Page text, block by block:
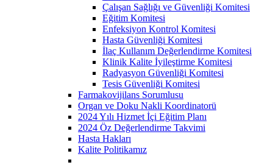
Çalışan Sağlığı ve Güvenliği Komitesi
Eğitim Komitesi
Enfeksiyon Kontrol Komitesi
Hasta Güvenliği Komitesi
İlaç Kullanım Değerlendirme Komitesi
Klinik Kalite İyileştirme Komitesi
Radyasyon Güvenliği Komitesi
Tesis Güvenliği Komitesi
Farmakovijilans Sorumlusu
Organ ve Doku Nakli Koordinatorü
2024 Yılı Hizmet İçi Eğitim Planı
2024 Öz Değerlendirme Takvimi
Hasta Hakları
Kalite Politikamız